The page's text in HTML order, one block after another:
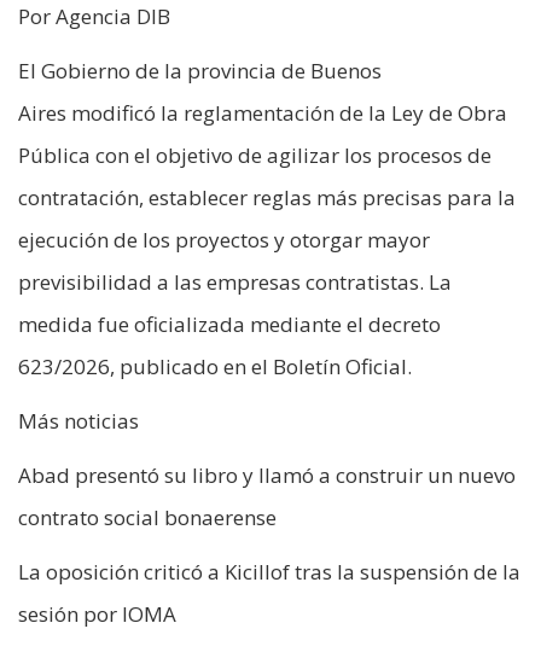
Por Agencia DIB
El Gobierno de la provincia de Buenos
Aires modificó la reglamentación de la Ley de Obra
Pública con el objetivo de agilizar los procesos de
contratación, establecer reglas más precisas para la
ejecución de los proyectos y otorgar mayor
previsibilidad a las empresas contratistas. La
medida fue oficializada mediante el decreto
623/2026, publicado en el Boletín Oficial.
Más noticias
Abad presentó su libro y llamó a construir un nuevo
contrato social bonaerense
La oposición criticó a Kicillof tras la suspensión de la
sesión por IOMA